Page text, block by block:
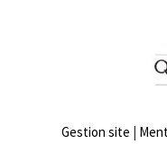
Gestion site |